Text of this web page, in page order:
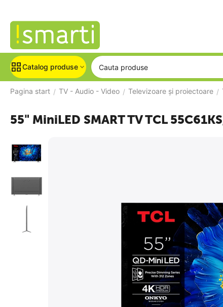
Catalog produse
Pagina start / TV - Audio - Video / Televizoare și proiectoare /
55" MiniLED SMART TV TCL